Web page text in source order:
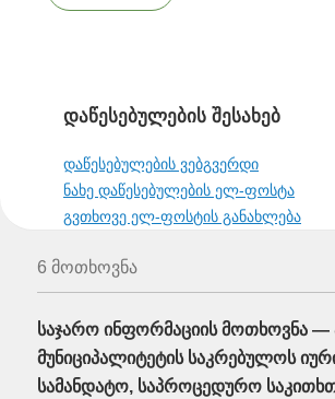
დაწესებულების შესახებ
დაწესებულების ვებგვერდი
ნახე დაწესებულების ელ-ფოსტა
გვთხოვე ელ-ფოსტის განახლება
6 მოთხოვნა
საჯარო ინფორმაციის მოთხოვნა —
მუნიციპალიტეტის საკრებულოს
სამანდატო, საპროცედურო